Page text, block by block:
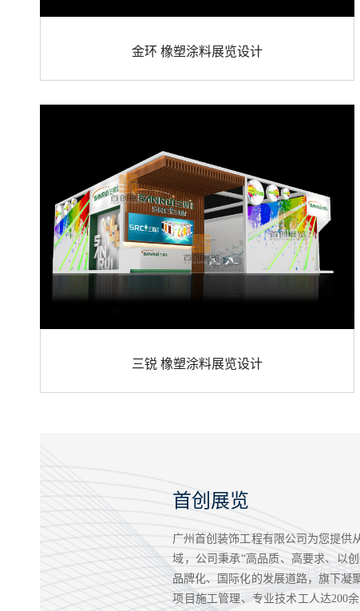
金环 橡塑涂料展览设计
三锐 橡塑涂料展览设计
首创展览
广州首创装饰工程有限公司为您提供
域，公司秉承“高品质、高要求、以
品牌化、国际化的发展道路，旗下凝
项目施工管理、专业技术工人达200